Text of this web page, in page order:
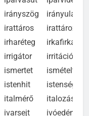
iparvasút
iparvidék
irányszög
irányulás
irattáros
irattároz
irharéteg
irkafirka
irrigátor
irritáció
ismertet
ismételt
istenhit
istenség
italmérő
italozás